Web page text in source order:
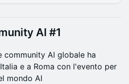
AI #1
community AI globale ha
e a Roma con l'evento per
mondo AI